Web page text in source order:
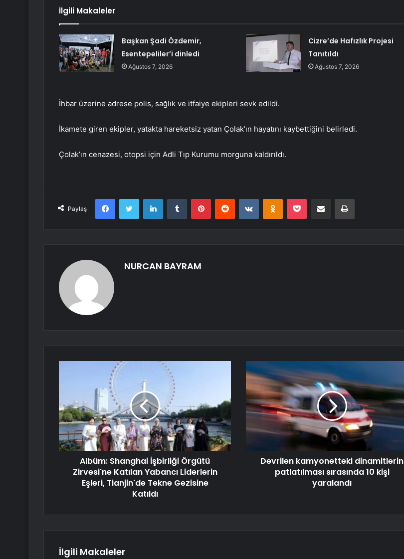
İlgili Makaleler
Başkan Şadi Özdemir,
Esentepeliler’i dinledi
Ağustos 7, 2026
Cizre’de Hafızlık Projesi
Tanıtıldı
Ağustos 7, 2026
İhbar üzerine adrese polis, sağlık ve itfaiye ekipleri sevk edildi.
İkamete giren ekipler, yatakta hareketsiz yatan Çolak’ın hayatını kaybettiğini belirledi.
Çolak’ın cenazesi, otopsi için Adli Tıp Kurumu morguna kaldırıldı.
Paylaş
FacebookTwitter LinkedInTumblr PinterestReddit VKontakteOdnoklassniki
Pocket E-Posta ile paylaş Yazdır
NURCAN BAYRAM
Albüm: Shanghai İşbirliği Örgütü
Zirvesi'ne Katılan Yabancı Liderlerin
Eşleri, Tianjin'de Tekne Gezisine
Katıldı
Devrilen kamyonetteki dinamitlerin
patlatılması sırasında 10 kişi
yaralandı
İlgili Makaleler